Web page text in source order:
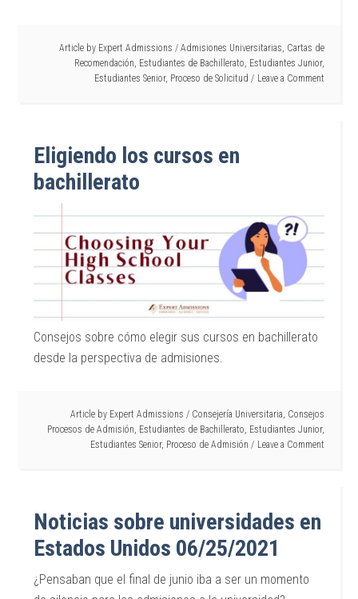
Article by Expert Admissions / Admisiones Universitarias, Cartas de
Recomendación, Estudiantes de Bachillerato, Estudiantes Junior,
Estudiantes Senior, Proceso de Solicitud Leave a Comment
Eligiendo los cursos en
bachillerato
Consejos sobre cómo elegir sus cursos en bachillerato
desde la perspectiva de admisiones.
Article by Expert Admissions / Consejería Universitaria Consejos
Procesos de Admisión Estudiantes de Bachillerato Estudiantes Junior,
Estudiantes Senior, Proceso de Admisión Leave a Comment
Noticias sobre universidades en
Estados Unidos 06/25/2021
¿Pensaban que el final de junio iba a ser un momento